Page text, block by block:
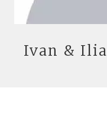
Ivan & Ilia